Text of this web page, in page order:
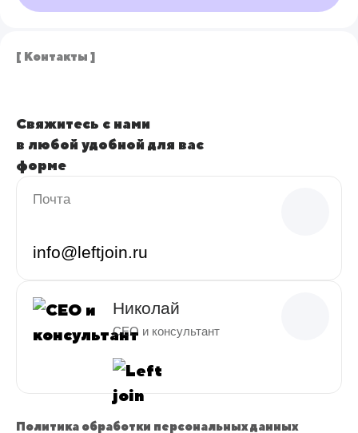
[ Контакты ]
Свяжитесь с нами
в любой удобной для вас
форме
Почта
info@leftjoin.ru
Николай
CEO и консультант
Политика обработки персональных данных